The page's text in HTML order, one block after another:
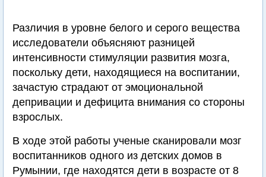
Различия в уровне белого и серого вещества
исследователи объясняют разницей
интенсивности стимуляции развития мозга,
поскольку дети, находящиеся на воспитании,
зачастую страдают от эмоциональной
депривации и дефицита внимания со стороны
взрослых.
В ходе этой работы ученые сканировали мозг
воспитанников одного из детских домов в
Румынии, где находятся дети в возрасте от 8